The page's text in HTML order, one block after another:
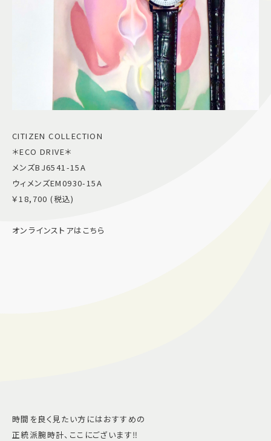
CITIZEN COLLECTION
＊ECO DRIVE＊
メンズBJ6541-15A
ウィメンズEM0930-15A
￥18,700 (税込)
オンラインストアはこちら
時間を良く見たい方にはおすすめの
正統派腕時計、ここにございます‼️